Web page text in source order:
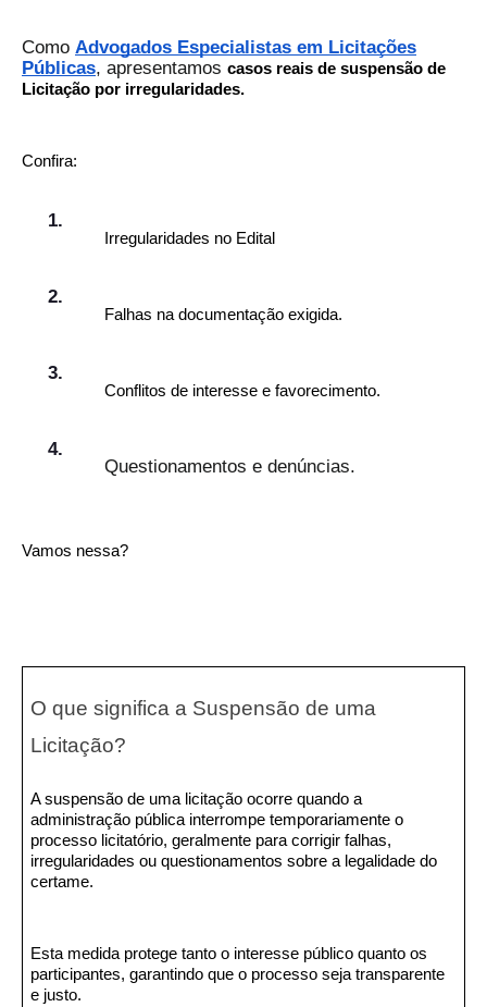
Como Advogados Especialistas em Licitações
Públicas, apresentamos casos reais de suspensão de
Licitação por irregularidades.
Confira:
Irregularidades no Edital
Falhas na documentação exigida.
Conflitos de interesse e favorecimento.
Questionamentos e denúncias.
Vamos nessa?
O que significa a Suspensão de uma
Licitação?
A suspensão de uma licitação ocorre quando a
administração pública interrompe temporariamente o
processo licitatório, geralmente para corrigir falhas,
irregularidades ou questionamentos sobre a legalidade do
certame.
Esta medida protege tanto o interesse público quanto os
participantes, garantindo que o processo seja transparente
e justo.